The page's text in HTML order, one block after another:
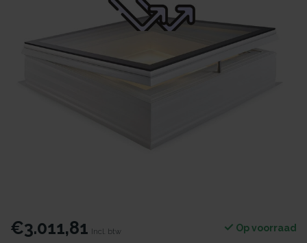
€3.011,81 Incl. btw Op voorraad